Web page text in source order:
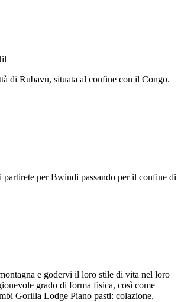
di Rubavu, situata al confine con il Congo.
per Bwindi passando per il confine di
e godervi il loro stile di vita nel loro
grado di forma fisica, così come
Gorilla Lodge Piano pasti: colazione,